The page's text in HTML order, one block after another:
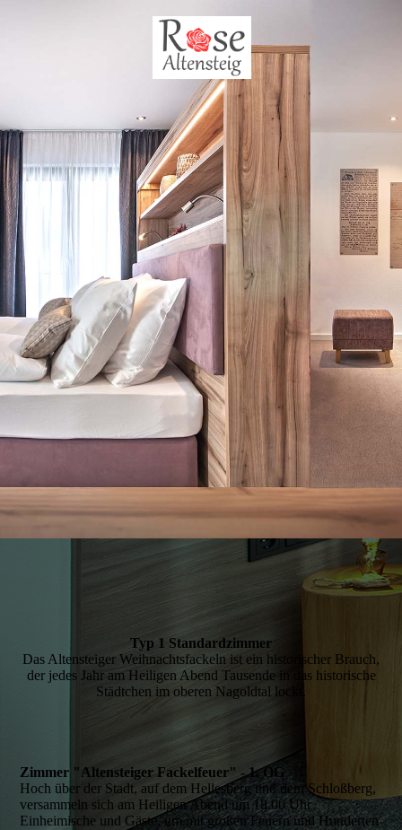
Typ 1 Standardzimmer
Das Altensteiger Weihnachtsfackeln ist ein historischer Brauch,
der jedes Jahr am Heiligen Abend Tausende in das historische
Städtchen im oberen Nagoldtal lockt.
Zimmer "Altensteiger Fackelfeuer" - 1. OG
Hoch über der Stadt, auf dem Hellesberg und dem Schloßberg,
versammeln sich am Heiligen Abend um 18.00 Uhr
Einheimische und Gäste, um mit großen Feuern und Hunderten